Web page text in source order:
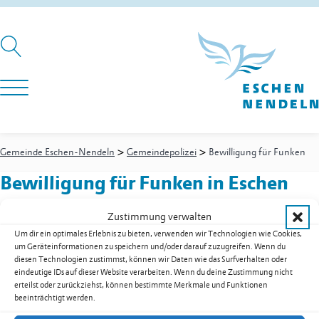
Zustimmung verwalten
Um dir ein optimales Erlebnis zu bieten, verwenden wir Technologien wie Cookies,
um Geräteinformationen zu speichern und/oder darauf zuzugreifen. Wenn du
diesen Technologien zustimmst, können wir Daten wie das Surfverhalten oder
eindeutige IDs auf dieser Website verarbeiten. Wenn du deine Zustimmung nicht
erteilst oder zurückziehst, können bestimmte Merkmale und Funktionen
beeinträchtigt werden.
Gemeinde Eschen-Nendeln > Gemeindepolizei > Bewilligung für Funken
Bewilligung für Funken in Eschen
Gemeindepolizei-Gemeindepolizist
Biedermann Jürgen
Festnetz+423 377 49 99
Mobil+423 794 90 20
juergen.biedermann@eschen.li